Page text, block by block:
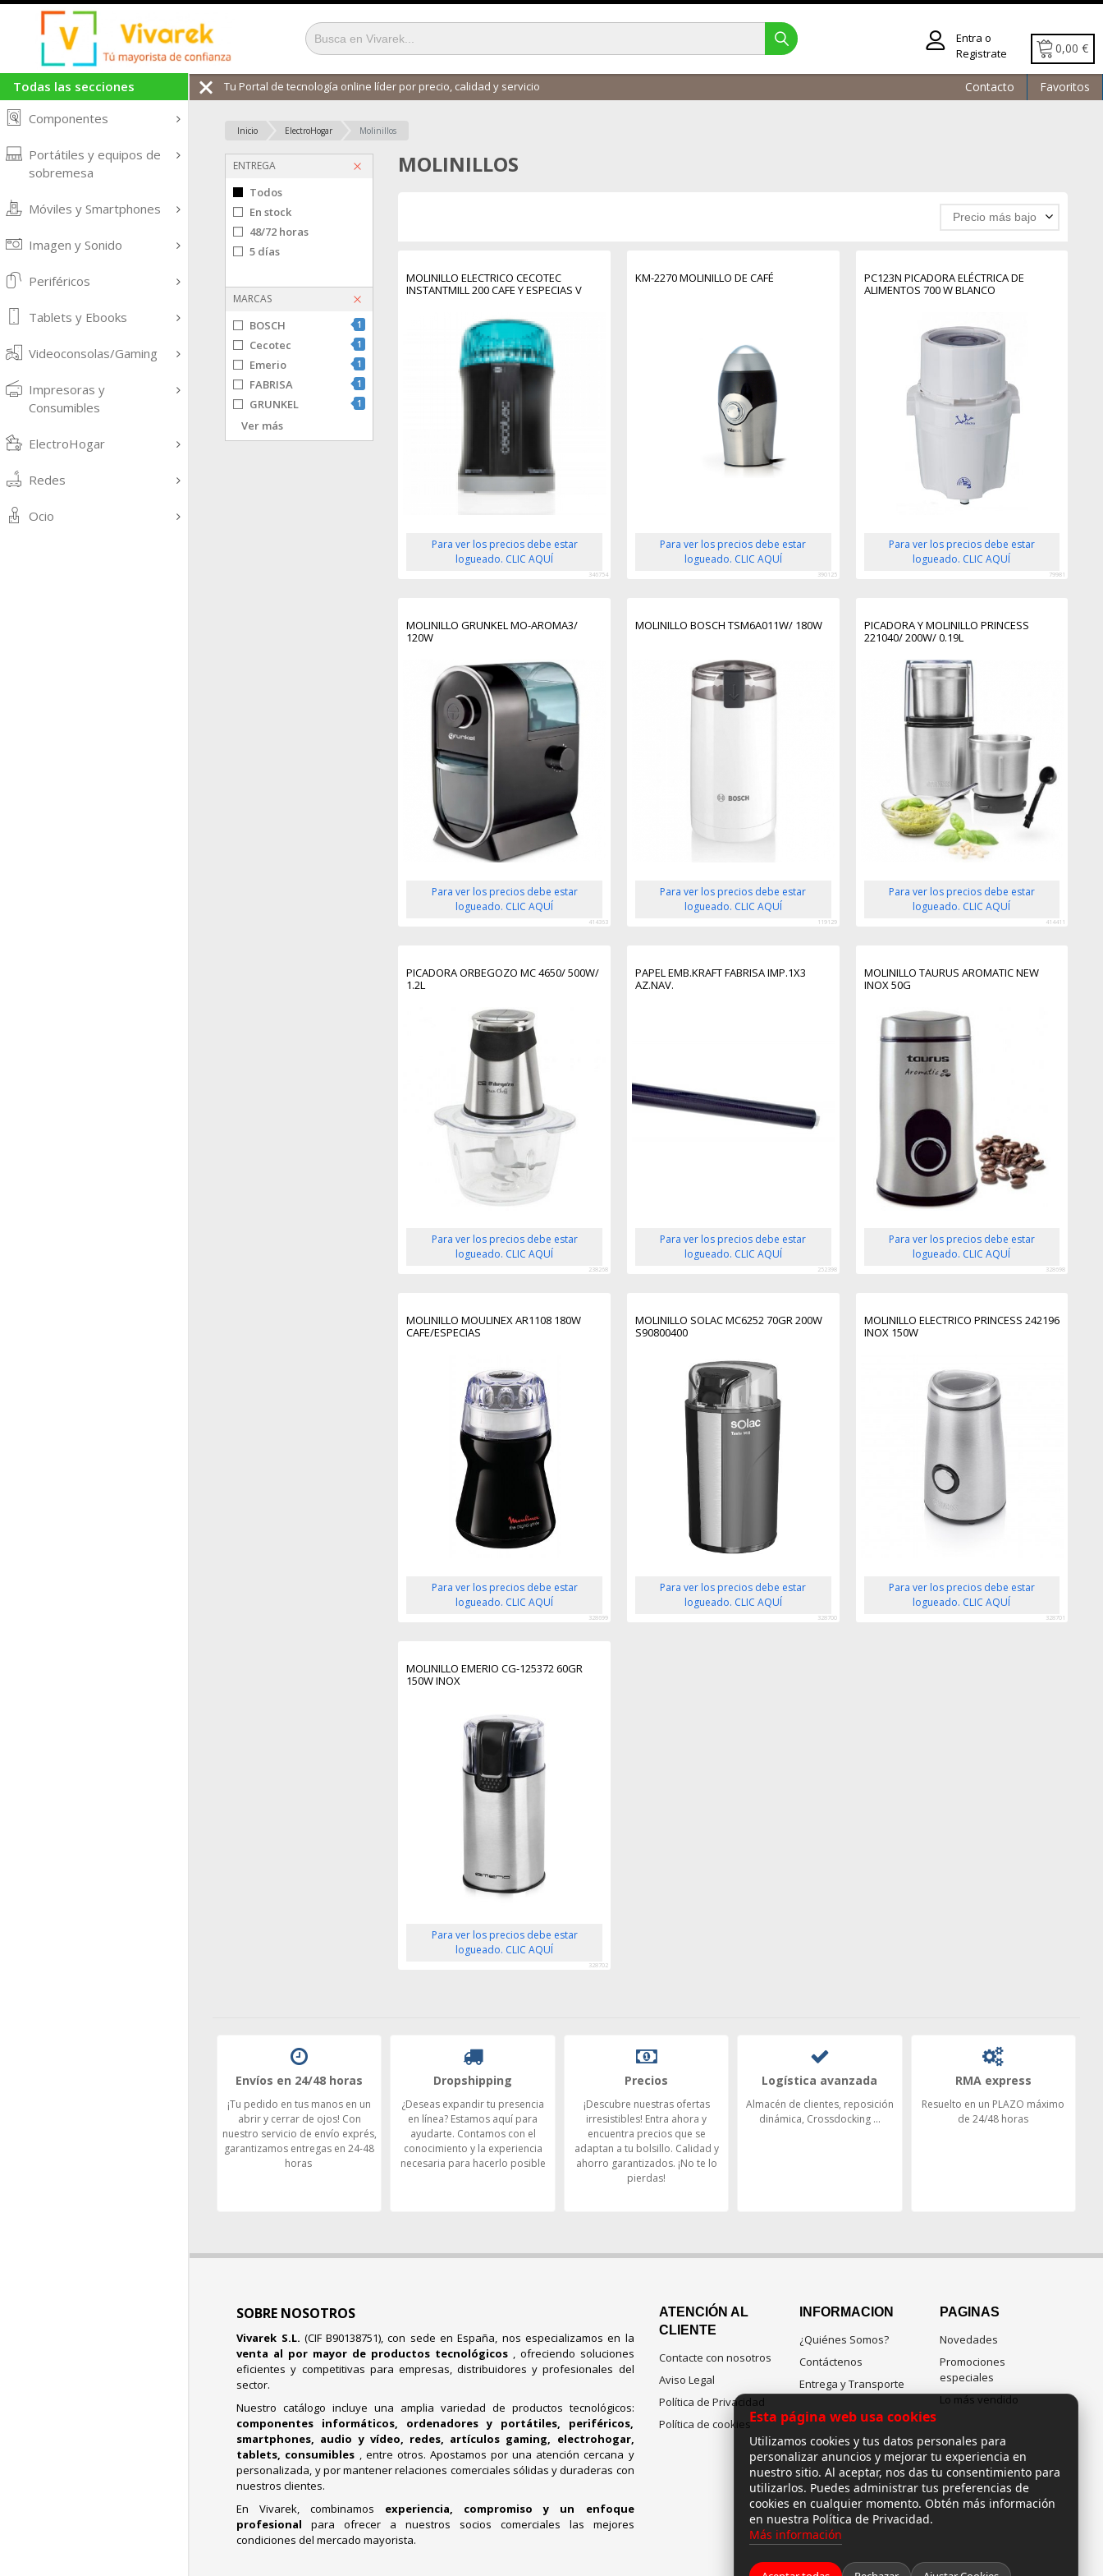
Todas las secciones
Componentes
Portátiles y equipos de
sobremesa
Móviles y Smartphones
Imagen y Sonido
Periféricos
Tablets y Ebooks
Videoconsolas/Gaming
Impresoras y
Consumibles
ElectroHogar
Redes
Ocio
0,00 €
Entra o
Registrate
Tu Portal de tecnología online líder por precio, calidad y servicio Contacto Favoritos
Inicio ElectroHogar Molinillos
ENTREGA
Todos
En stock
48/72 horas
5 días
MARCAS
BOSCH 1
Cecotec 1
Emerio 1
FABRISA 1
GRUNKEL 1
JATA
MOULINEX 1
Ver más
MOLINILLOS
Precio más bajo
MOLINILLO ELECTRICO CECOTEC
INSTANTMILL 200 CAFE Y ESPECIAS V
Para ver los precios debe estar
logueado. CLIC AQUÍ
346754
KM-2270 MOLINILLO DE CAFÉ
Para ver los precios debe estar
logueado. CLIC AQUÍ
390125
PC123N PICADORA ELÉCTRICA DE
ALIMENTOS 700 W BLANCO
Para ver los precios debe estar
logueado. CLIC AQUÍ
79981
MOLINILLO GRUNKEL MO-AROMA3/
120W
Para ver los precios debe estar
logueado. CLIC AQUÍ
414363
MOLINILLO BOSCH TSM6A011W/ 180W
Para ver los precios debe estar
logueado. CLIC AQUÍ
119129
PICADORA Y MOLINILLO PRINCESS
221040/ 200W/ 0.19L
Para ver los precios debe estar
logueado. CLIC AQUÍ
414411
PICADORA ORBEGOZO MC 4650/ 500W/
1.2L
Para ver los precios debe estar
logueado. CLIC AQUÍ
238268
PAPEL EMB.KRAFT FABRISA IMP.1X3
AZ.NAV.
Para ver los precios debe estar
logueado. CLIC AQUÍ
252398
MOLINILLO TAURUS AROMATIC NEW
INOX 50G
Para ver los precios debe estar
logueado. CLIC AQUÍ
328698
MOLINILLO MOULINEX AR1108 180W
CAFE/ESPECIAS
Para ver los precios debe estar
logueado. CLIC AQUÍ
328699
MOLINILLO SOLAC MC6252 70GR 200W
S90800400
Para ver los precios debe estar
logueado. CLIC AQUÍ
328700
MOLINILLO ELECTRICO PRINCESS 242196
INOX 150W
Para ver los precios debe estar
logueado. CLIC AQUÍ
328701
MOLINILLO EMERIO CG-125372 60GR
150W INOX
Para ver los precios debe estar
logueado. CLIC AQUÍ
328702
Envíos en 24/48 horas
¡Tu pedido en tus manos en un
abrir y cerrar de ojos! Con
nuestro servicio de envío exprés,
garantizamos entregas en 24-48
horas
Dropshipping
¿Deseas expandir tu presencia
en línea? Estamos aquí para
ayudarte. Contamos con el
conocimiento y la experiencia
necesaria para hacerlo posible
Precios
¡Descubre nuestras ofertas
irresistibles! Entra ahora y
encuentra precios que se
adaptan a tu bolsillo. Calidad y
ahorro garantizados. ¡No te lo
pierdas!
Logística avanzada
Almacén de clientes, reposición
dinámica, Crossdocking ...
RMA express
Resuelto en un PLAZO máximo
de 24/48 horas
SOBRE NOSOTROS
Vivarek S.L. (CIF B90138751), con sede en España, nos especializamos en la
venta al por mayor de productos tecnológicos , ofreciendo soluciones
eficientes y competitivas para empresas, distribuidores y profesionales del
sector.
Nuestro catálogo incluye una amplia variedad de productos tecnológicos:
componentes informáticos, ordenadores y portátiles, periféricos,
smartphones, audio y vídeo, redes, artículos gaming, electrohogar,
tablets, consumibles , entre otros. Apostamos por una atención cercana y
personalizada, y por mantener relaciones comerciales sólidas y duraderas con
nuestros clientes.
En Vivarek, combinamos experiencia, compromiso y un enfoque
profesionalpara ofrecer a nuestros socios comerciales las mejores
condiciones del mercado mayorista.
ATENCIÓN AL
CLIENTE
Contacte con nosotros
Aviso Legal
Política de Privacidad
Política de cookies
INFORMACION
¿Quiénes Somos?
Contáctenos
Entrega y Transporte
PAGINAS
Novedades
Promociones
especiales
Lo más vendido
Esta página web usa cookies
Utilizamos cookies y tus datos personales para
personalizar anuncios y mejorar tu experiencia en
nuestro sitio. Al aceptar, nos das tu consentimiento para
utilizarlos. Puedes administrar tus preferencias de
cookies en cualquier momento. Obtén más información
en nuestra Política de Privacidad.
Más información